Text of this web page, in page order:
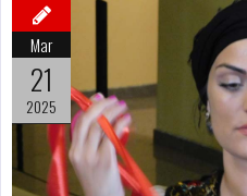
Marea vânătoare
de vrăjitoare din
Suedia
Vrăjitoare
zburătoare în Mexic
Mar
21
2025